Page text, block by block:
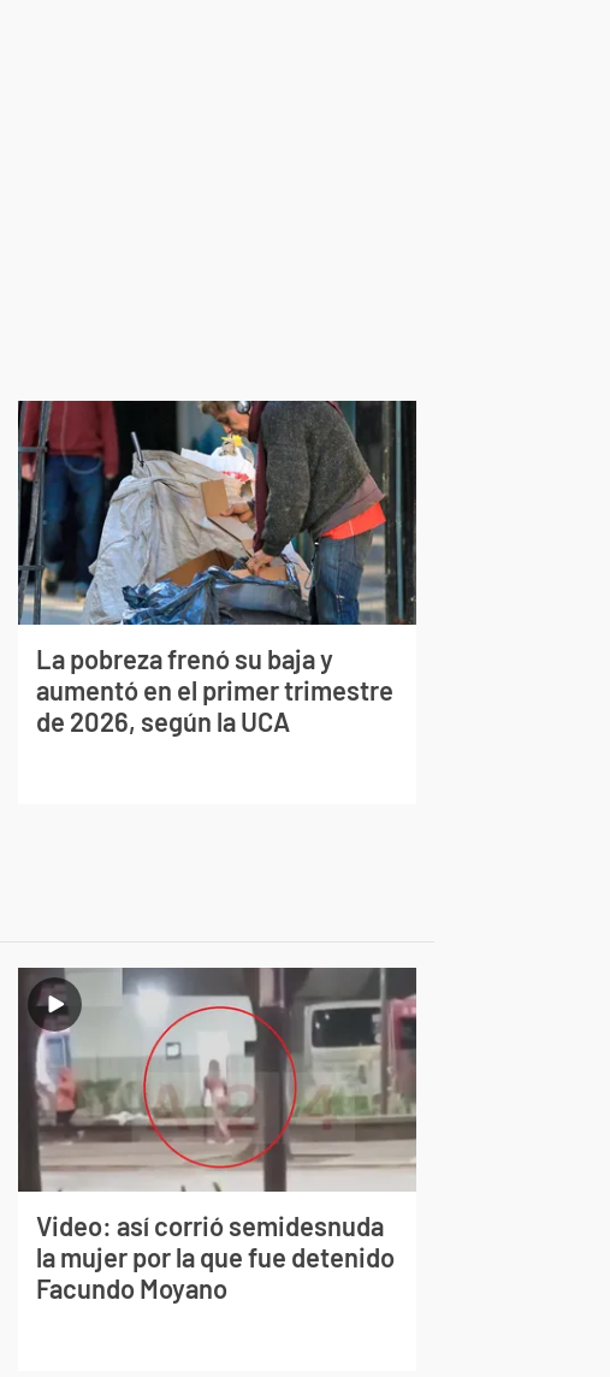
La pobreza frenó su baja y
aumentó en el primer trimestre
de 2026, según la UCA
Video: así corrió semidesnuda
la mujer por la que fue detenido
Facundo Moyano